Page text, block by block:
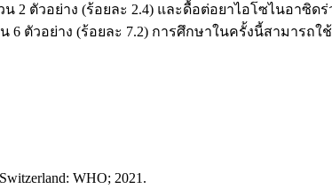
2 ตัวอย่าง (ร้อยละ 2.4) และดื้อต่อยาไอโซไนอาซิ
วน 6 ตัวอย่าง (ร้อยละ 7.2) การศึกษาในครั้งนี้สาม
WHO; 2021.